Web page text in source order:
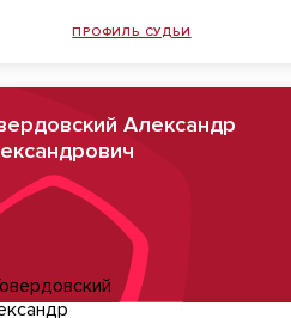
ПРОФИЛЬ СУДЬИ
Александр